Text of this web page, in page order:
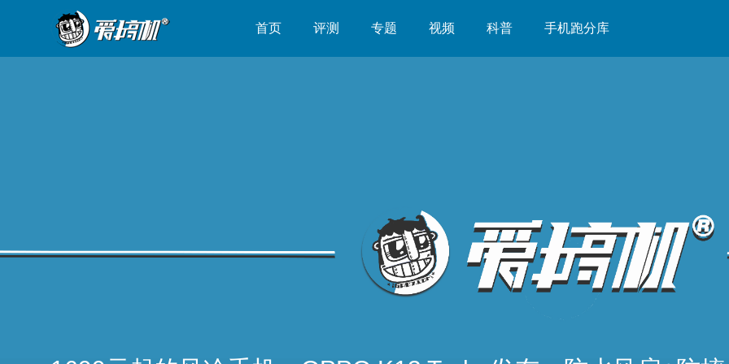
首页 评测 专题 视频 科普 手机跑分库